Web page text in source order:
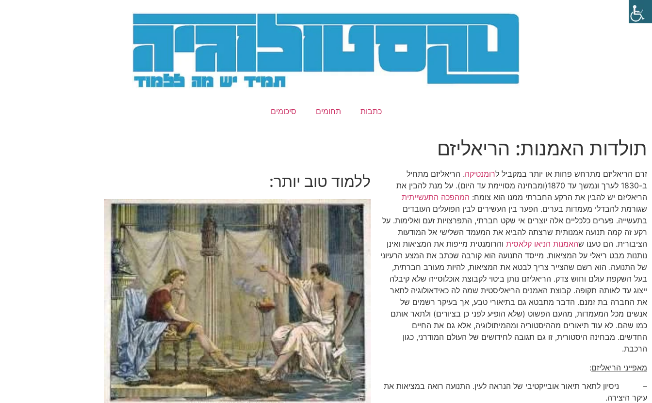
כתבות תחומים סיכומים
תולדות האמנות: הריאליזם
זרם הריאליזם מתרחש פחות או יותר במקביל לרומנטיקה. הריאליזם מתחיל
ב-1830 לערך ונמשך עד 1870(ומבחינה מסויימת עד היום). על מנת להבין את
הריאליזם יש להבין את הרקע החברתי ממנו הוא צומח: המהפכה התעשייתית
שגורמת להבדלי מעמדות בערים. הפער בין העשירים לבין הפועלים העובדים
בתעשייה. פערים כלכליים אלה יוצרים אי שקט חברתי, התפרצויות זעם ואלימות. על
רקע זה קמה תנועה אמנותית שרצתה להביא את המעמד השלישי אל המודעות
הציבורית. הם טענו שהאמנות הניאו קלאסית והרומנטית מייפות את המציאות ואינן
נותנות מבט ריאלי על המציאות. מייסד התנועה הוא קורבה שכתב את המצע הרעיוני
של התנועה. הוא רשם שהצייר צריך לבטא את המציאות, להיות מעורב חברתית,
בעל השקפת עולם וחוש צדק. הריאליזם נותן ביטוי לקבוצת אוכלוסייה שלא קיבלה
ייצוג עד לאותה תקופה. קבוצת האמנים הריאליסטית שמה לה כאידאולוגיה לתאר
את החברה בת זמנם. הדבר מתבטא גם בתיאורי טבע, אך בעיקר רשמים של
אנשים מכל המעמדות, מהעם הפשוט (שלא הופיע לפני כן בציורים) ולתאר אותם
כמו שהם. לא עוד תיאורים מההיסטוריה ומהמיתולוגיה, אלא גם את החיים
החדשים. מבחינה היסטורית, זו גם תגובה לחידושים של העולם המודרני, כגון
הרכבת.
מאפייני הריאליזם:
– ניסיון לתאר תיאור אובייקטיבי של הנראה לעין. התנועה רואה במציאות את
עיקר היצירה.
ללמוד טוב יותר: